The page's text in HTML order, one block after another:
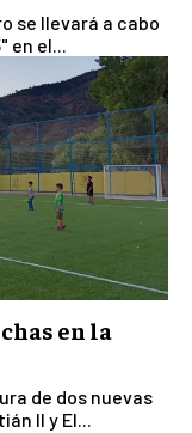
se llevará a cabo
en el...
en la
de dos nuevas
II y El...